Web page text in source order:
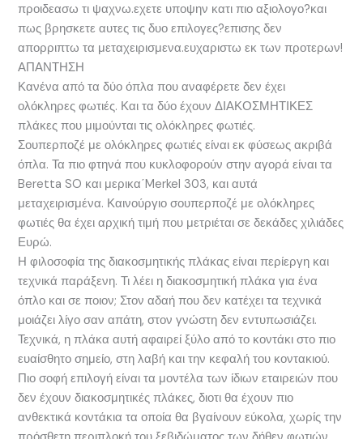
προιδεασω τι ψαχνω.εχετε υποψην κατι πιο αξιολογο?και
πως βρησκετε αυτες τις δυο επιλογες?επισης δεν
απορριπτω τα μεταχειρισμενα.ευχαριστω εκ των προτερων!
ΑΠΑΝΤΗΣΗ
Κανένα από τα δύο όπλα που αναφέρετε δεν έχει
ολόκληρες φωτιές. Και τα δύο έχουν ΔΙΑΚΟΣΜΗΤΙΚΕΣ
πλάκες που μιμούνται τις ολόκληρες φωτιές.
Σουπερποζέ με ολόκληρες φωτιές είναι εκ φύσεως ακριβά
όπλα. Τα πιο φτηνά που κυκλοφορούν στην αγορά είναι τα
Beretta SO και μερικα΄Merkel 303, και αυτά
μεταχειρισμένα. Καινούργιο σουπερποζέ με ολόκληρες
φωτιές θα έχει αρχική τιμή που μετριέται σε δεκάδες χιλιάδες
Ευρώ.
Η φιλοσοφία της διακοσμητικής πλάκας είναι περίεργη και
τεχνικά παράξενη. Τι λέει η διακοσμητική πλάκα για ένα
όπλο και σε ποιον; Στον αδαή που δεν κατέχει τα τεχνικά
μοιάζει λίγο σαν απάτη, στον γνώστη δεν εντυπωσιάζει.
Τεχνικά, η πλάκα αυτή αφαιρεί ξύλο από το κοντάκι στο πιο
ευαίσθητο σημείο, στη λαβή και την κεφαλή του κοντακιού.
Πιο σοφή επιλογή είναι τα μοντέλα των ίδιων εταιρειών που
δεν έχουν διακοσμητικές πλάκες, διοτι θα έχουν πιο
ανθεκτικά κοντάκια τα οποία θα βγαίνουν εύκολα, χωρίς την